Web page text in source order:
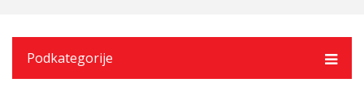
Podkategorije